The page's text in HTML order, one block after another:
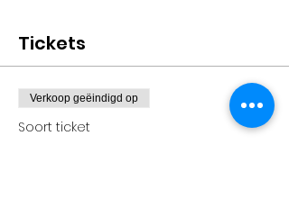
Tickets
Verkoop geëindigd op
Soort ticket